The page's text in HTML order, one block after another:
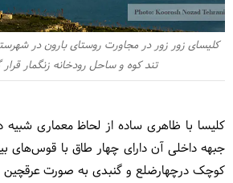
کلیسای زور زور در مجاورت روستای بارون در
تند کوه و ساحل رودخانه زنگمار
کلیسا با ظاهری ساده از لحاظ معماری شبیه
جبهه داخلی آن دارای چهار طاق با قوس‌های
کوچک درچهارضلع و گنبدی به صورت عرقچین